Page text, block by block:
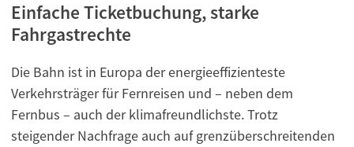
Einfache Ticketbuchung, starke
Fahrgastrechte
Die Bahn ist in Europa der energieeffizienteste
Verkehrsträger für Fernreisen und – neben dem
Fernbus – auch der klimafreundlichste. Trotz
steigender Nachfrage auch auf grenzüberschreitenden